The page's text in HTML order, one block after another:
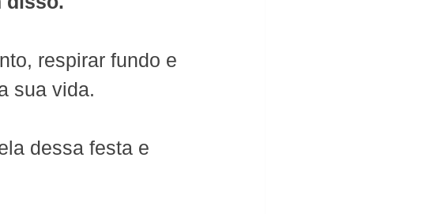
respirar fundo e
sua vida.
dessa festa e